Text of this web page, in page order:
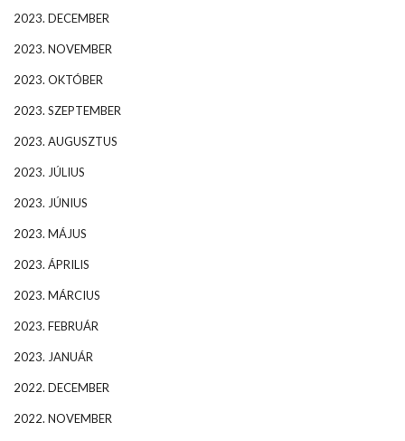
2023. DECEMBER
2023. NOVEMBER
2023. OKTÓBER
2023. SZEPTEMBER
2023. AUGUSZTUS
2023. JÚLIUS
2023. JÚNIUS
2023. MÁJUS
2023. ÁPRILIS
2023. MÁRCIUS
2023. FEBRUÁR
2023. JANUÁR
2022. DECEMBER
2022. NOVEMBER